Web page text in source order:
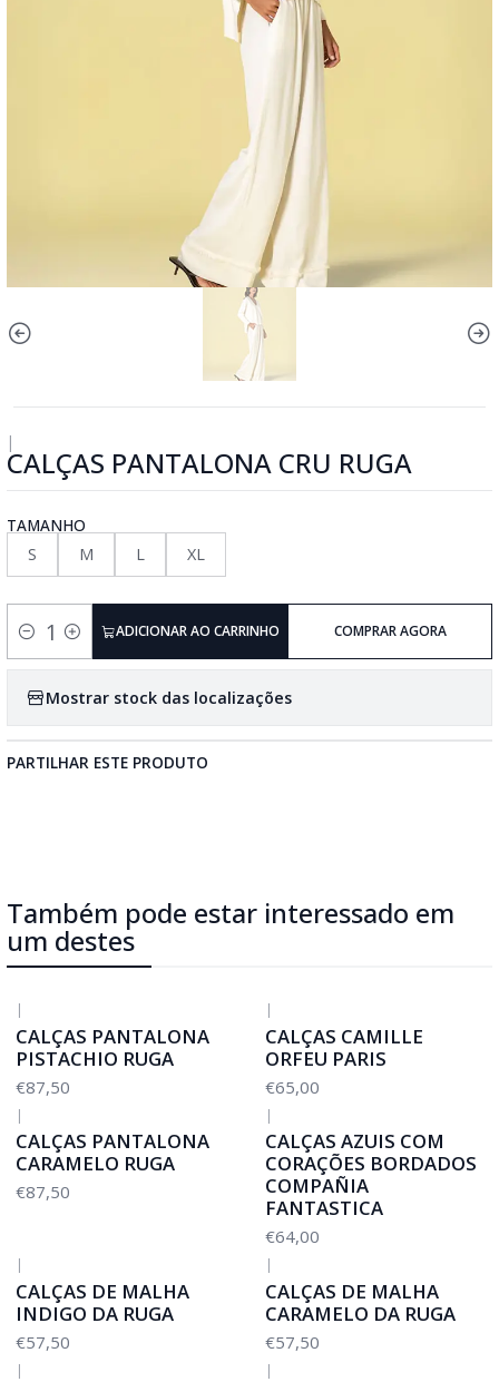
|
CALÇAS PANTALONA CRU RUGA
TAMANHO
S
M L XL
Quantidade
ADICIONAR AO CARRINHO COMPRAR AGORA
Mostrar stock das localizações
PARTILHAR ESTE PRODUTO
Também pode estar interessado em
um destes
|
CALÇAS PANTALONA
PISTACHIO RUGA
€87,50
|
CALÇAS CAMILLE
ORFEU PARIS
€65,00
|
CALÇAS PANTALONA
CARAMELO RUGA
€87,50
|
CALÇAS AZUIS COM
CORAÇÕES BORDADOS
COMPAÑIA
FANTASTICA
€64,00
|
CALÇAS DE MALHA
INDIGO DA RUGA
€57,50
|
CALÇAS DE MALHA
CARAMELO DA RUGA
€57,50
| |